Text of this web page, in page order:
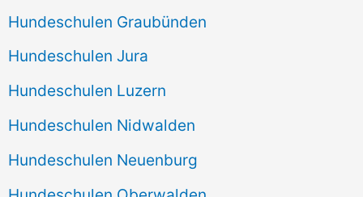
Hundeschulen Graubünden
Hundeschulen Jura
Hundeschulen Luzern
Hundeschulen Nidwalden
Hundeschulen Neuenburg